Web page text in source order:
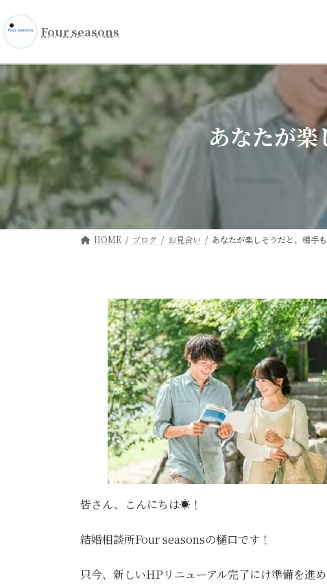
ン
テ
ツ
へ
キ
プ
ビ
ゲ
シ
ョ
に
動
Four seasons
あなたが楽
HOME ブログ お見合い あなたが楽しそうだと、相手
皆さん、こんにちは☀！
結婚相談所Four seasonsの樋口です！
只今、新しいHPリニューアル完了にけ準備を進め